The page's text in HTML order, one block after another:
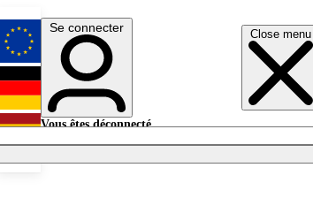
Close menu
English
Deutsch
Se connecter
Vous êtes déconnecté.